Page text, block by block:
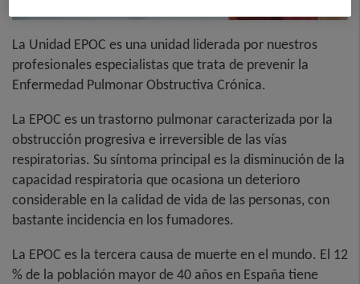
La Unidad EPOC es una unidad liderada por nuestros
profesionales especialistas que trata de prevenir la
Enfermedad Pulmonar Obstructiva Crónica.
La EPOC es un trastorno pulmonar caracterizada por la
obstrucción progresiva e irreversible de las vías
respiratorias. Su síntoma principal es la disminución de la
capacidad respiratoria que ocasiona un deterioro
considerable en la calidad de vida de las personas, con
bastante incidencia en los fumadores.
La EPOC es la tercera causa de muerte en el mundo. El 12
% de la población mayor de 40 años en España tiene